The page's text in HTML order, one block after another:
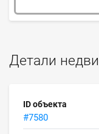
Детали
ID объекта
#7580